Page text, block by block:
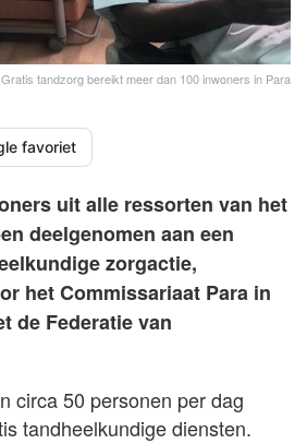
Gratis tandzorg bereikt meer dan 100 inwoners in Para
favoriet
uit alle ressorten van het
deelgenomen aan een
zorgactie,
het Commissariaat Para in
de Federatie van
circa 50 personen per dag
tandheelkundige diensten.